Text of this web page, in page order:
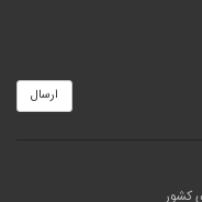
ارسال
کشور